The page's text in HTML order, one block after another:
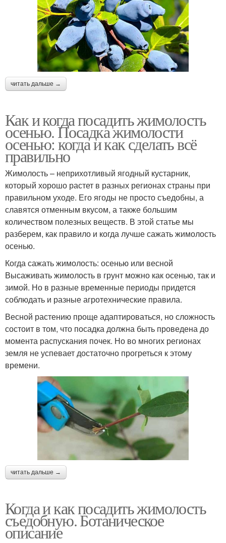
читать дальше →
Как и когда посадить жимолость
осенью. Посадка жимолости
осенью: когда и как сделать всё
правильно
Жимолость – неприхотливый ягодный кустарник,
который хорошо растет в разных регионах страны при
правильном уходе. Его ягоды не просто съедобны, а
славятся отменным вкусом, а также большим
количеством полезных веществ. В этой статье мы
разберем, как правило и когда лучше сажать жимолость
осенью.
Когда сажать жимолость: осенью или весной
Высаживать жимолость в грунт можно как осенью, так и
зимой. Но в разные временные периоды придется
соблюдать и разные агротехнические правила.
Весной растению проще адаптироваться, но сложность
состоит в том, что посадка должна быть проведена до
момента распускания почек. Но во многих регионах
земля не успевает достаточно прогреться к этому
времени.
читать дальше →
Когда и как посадить жимолость
съедобную. Ботаническое
описание